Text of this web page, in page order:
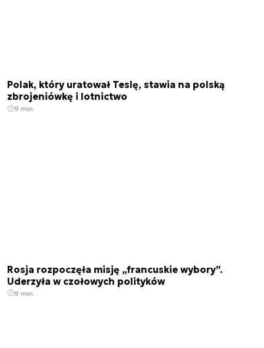
Polak, który uratował Teslę, stawia na polską
zbrojeniówkę i lotnictwo
9 min.
Rosja rozpoczęła misję „francuskie wybory”.
Uderzyła w czołowych polityków
9 min.